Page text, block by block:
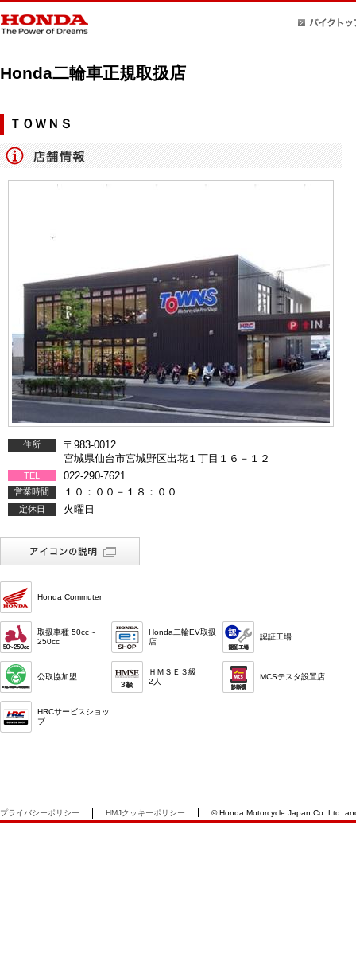
Honda二輪車正規取扱店
ＴＯＷＮＳ
住所
〒983-0012
宮城県仙台市宮城野区出花１丁目１６－１２
TEL 022-290-7621
営業時間 １０：００－１８：００
定休日 火曜日
Honda Commuter
取扱車種 50cc～
250cc
Honda二輪EV取扱
店
認証工場
公取協加盟
ＨＭＳＥ３級
2人
MCSテスタ設置店
HRCサービスショッ
プ
プライバシーポリシー HMJクッキーポリシー © Honda Motorcycle Japan Co. Ltd.